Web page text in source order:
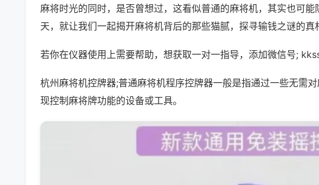
麻将时光的同时，是否曾想过，这看似普通的麻将机，其实也可
天，就让我们一起揭开麻将机背后的那些猫腻，探寻输钱之谜的真
若你在仪器使用上需要帮助，想获取一对一指导，添加微信号;
杭州麻将机控牌器;普通麻将机程序控牌器一般是指通过一些无需
现控制麻将牌功能的设备或工具。